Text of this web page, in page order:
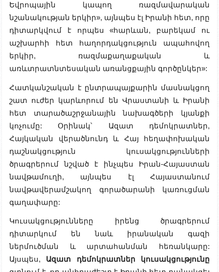
Եվրոպային կապող ռազմավարական
նշանակության երկիր», այնպես էլ Իրանի հետ, որը
դիտարկվում է որպես «հարևան, բարեկամ ու
աշխարհի հետ հաղորդակցություն ապահովող
երկիր, ռազմաքաղաքական և
առևտրատնտեսական առանցքային գործընկեր»:
Հատկանշական է ընտրապայքարին մասնակցող
շատ ուժեր կարևորում են Վրաստանի և Իրանի
հետ տարածաշրջանային նախագծերի կյանքի
կոչումը: Օրինակ՝ Ազատ դեմոկրատներ,
Հայկական վերածնունդ և Հայ հեղափոխական
դաշնակցություն կուսակցությունների
ծրագրերում նշված է ինչպես Իրան-Հայաստան
նավթամուղի, այնպես էլ Հայաստանում
նավթավերամշակող գորածարանի կառուցման
գաղափարը:
Կուսակցությունները իրենց ծրագրերում
դիտարկում են նաև իրանական գազի
ներմուծման և արտահանման հեռանկարը:
Այսպես, Ազատ դեմոկրատներ կուսակցությունը